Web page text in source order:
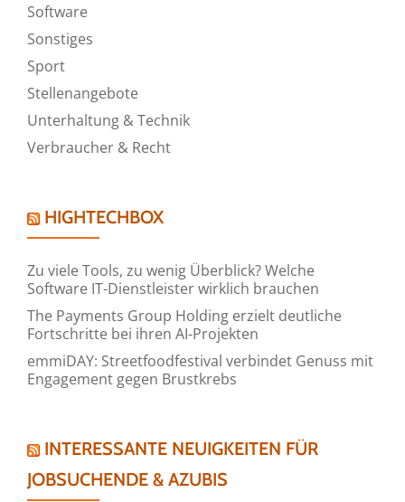
Software
Sonstiges
Sport
Stellenangebote
Unterhaltung & Technik
Verbraucher & Recht
HIGHTECHBOX
Zu viele Tools, zu wenig Überblick? Welche
Software IT-Dienstleister wirklich brauchen
The Payments Group Holding erzielt deutliche
Fortschritte bei ihren AI-Projekten
emmiDAY: Streetfoodfestival verbindet Genuss mit
Engagement gegen Brustkrebs
INTERESSANTE NEUIGKEITEN FÜR
JOBSUCHENDE & AZUBIS